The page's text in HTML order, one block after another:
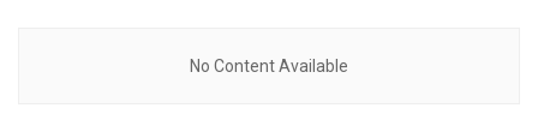
No Content Available